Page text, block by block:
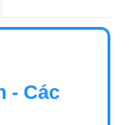
- Các